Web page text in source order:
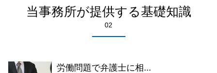
当事務所が提供する基礎知識
02
労働問題で弁護士に相...